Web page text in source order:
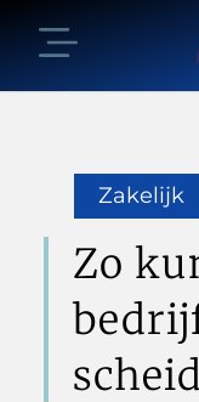
Zakelijk
Zo